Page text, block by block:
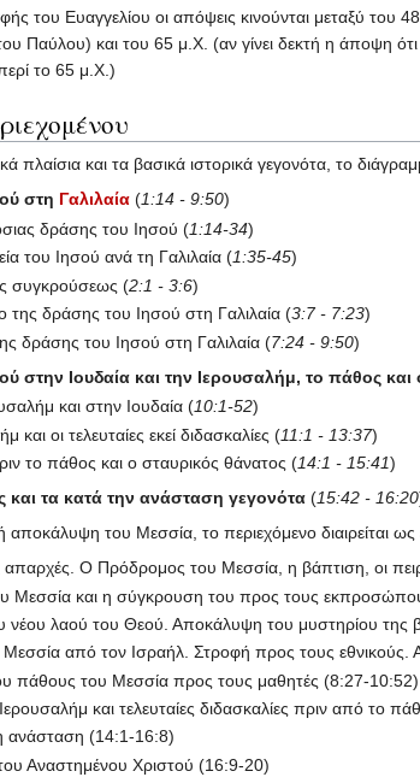
του Ευαγγελίου οι απόψεις κινούνται μεταξύ του
Παύλου) και του 65 μ.Χ. (αν γίνει δεκτή η άποψη
το 65 μ.Χ.)
πλαίσια και τα βασικά ιστορικά γεγονότα, το
στη Γαλιλαία (1:14 - 9:50)
δράσης του Ιησού (1:14-34)
του Ιησού ανά τη Γαλιλαία (1:35-45)
συγκρούσεως (2:1 - 3:6)
της δράσης του Ιησού στη Γαλιλαία (3:7 - 7:23)
δράσης του Ιησού στη Γαλιλαία (7:24 - 9:50)
στην Ιουδαία και την Ιερουσαλήμ, το πάθος
και στην Ιουδαία (10:1-52)
και οι τελευταίες εκεί διδασκαλίες (11:1 - 13:37)
το πάθος και ο σταυρικός θάνατος (14:1 - 15:41)
και τα κατά την ανάσταση γεγονότα (15:42 - 16:20
του Μεσσία, το περιεχόμενο διαιρείται ως
απαρχές. Ο Πρόδρομος του Μεσσία, η βάπτιση, οι
Μεσσία και η σύγκρουση του προς τους
νέου λαού του Θεού. Αποκάλυψη του μυστηρίου
από τον Ισραήλ. Στροφή προς τους εθνικούς.
πάθους του Μεσσία προς τους μαθητές (8:27-10:52)
και τελευταίες διδασκαλίες πριν από το
ανάσταση (14:1-16:8)
Αναστημένου Χριστού (16:9-20)